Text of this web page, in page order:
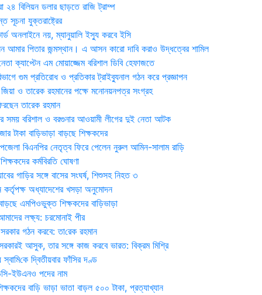
২৪ বিলিয়ন ডলার ছাড়তে রাজি ট্রাম্প
সূচনা যুক্তরাষ্ট্রের
অনলাইনে নয়, ম্যানুয়ালি ইস্যু করবে ইসি
পিতার জন্মস্থান। এ আসন কারো দাবি করাও উদ্ধত্বের শামিল
ক্যাপ্টেন এম মোয়াজ্জেম বরিশাল ডিবি হেফাজতে
গুম প্রতিরোধ ও প্রতিকার ট্রাইব্যুনাল গঠন করে প্রজ্ঞাপন
ও তারেক রহমানের পক্ষে মনোনয়নপত্র সংগ্রহ
তারেক রহমান
সময় ব‌রিশাল ও বরগুনার আওয়ামী লীগের দুই নেতা আটক
টাকা বাড়িভাড়া বাড়ছে শিক্ষকদের
বিএনপির নেতৃত্ব ফিরে পেলেন নুরুল আমিন-সালাম রাড়ি
কর্মবিরতি ঘোষণা
গাড়ির সঙ্গে বাসের সংঘর্ষ, শিশুসহ নিহত ৩
কর্তৃপক্ষ অধ্যাদেশের খসড়া অনুমোদন
এমপিওভুক্ত শিক্ষকদের বাড়িভাড়া
লক্ষ্য: চরমোনাই পীর
গঠন করবে: তা‌রেক রহমান
আসুক, তার সঙ্গে কাজ করবে ভারত: বিক্রম মিশ্রি
দ্বিতীয়বার ফাঁসির দণ্ড
ইউএনও পদের নাম
বাড়ি ভাড়া ভাতা বাড়ল ৫০০ টাকা, প্রত্যাখ্যান